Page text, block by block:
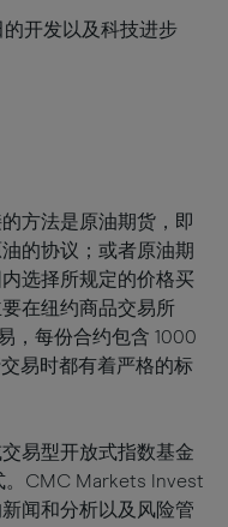
开发以及科技进步
方法是原油期货，即
的协议；或者原油期
选择所规定的价格买
在纽约商品交易所
，每份合约包含 1000
易时都有着严格的标
易型开放式指数基金
。CMC Markets Invest
闻和分析以及风险管